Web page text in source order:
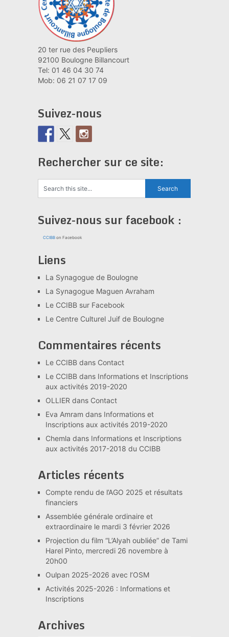
20 ter rue des Peupliers
92100 Boulogne Billancourt
Tel: 01 46 04 30 74
Mob: 06 21 07 17 09
Suivez-nous
Rechercher sur ce site:
Suivez-nous sur facebook :
CCIBBon Facebook
Liens
La Synagogue de Boulogne
La Synagogue Maguen Avraham
Le CCIBB sur Facebook
Le Centre Culturel Juif de Boulogne
Commentaires récents
Le CCIBBdans Contact
Le CCIBBdans Informations et Inscriptions
aux activités 2019-2020
OLLIER dans Contact
Eva Amram dans Informations et
Inscriptions aux activités 2019-2020
Chemla dans Informations et Inscriptions
aux activités 2017-2018 du CCIBB
Articles récents
Compte rendu de l’AGO 2025 et résultats
financiers
Assemblée générale ordinaire et
extraordinaire le mardi 3 février 2026
Projection du film “L’Alyah oubliée” de Tami
Harel Pinto, mercredi 26 novembre à
20h00
Oulpan 2025-2026 avec l’OSM
Activités 2025-2026 : Informations et
Inscriptions
Archives